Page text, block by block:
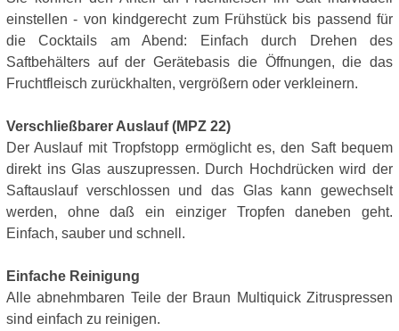
einstellen - von kindgerecht zum Frühstück bis passend für
die Cocktails am Abend: Einfach durch Drehen des
Saftbehälters auf der Gerätebasis die Öffnungen, die das
Fruchtfleisch zurückhalten, vergrößern oder verkleinern.
Verschließbarer Auslauf (MPZ 22)
Der Auslauf mit Tropfstopp ermöglicht es, den Saft bequem
direkt ins Glas auszupressen. Durch Hochdrücken wird der
Saftauslauf verschlossen und das Glas kann gewechselt
werden, ohne daß ein einziger Tropfen daneben geht.
Einfach, sauber und schnell.
Einfache Reinigung
Alle abnehmbaren Teile der Braun Multiquick Zitruspressen
sind einfach zu reinigen.